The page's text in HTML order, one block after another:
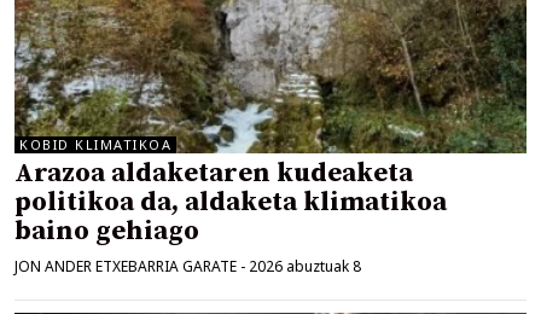
KOBID KLIMATIKOA
Arazoa aldaketaren kudeaketa
politikoa da, aldaketa klimatikoa
baino gehiago
JON ANDER ETXEBARRIA GARATE - 2026 abuztuak 8